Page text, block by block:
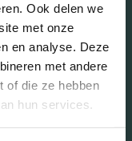
Ook delen we
met onze
en analyse. Deze
met andere
of die ze hebben
hun services.